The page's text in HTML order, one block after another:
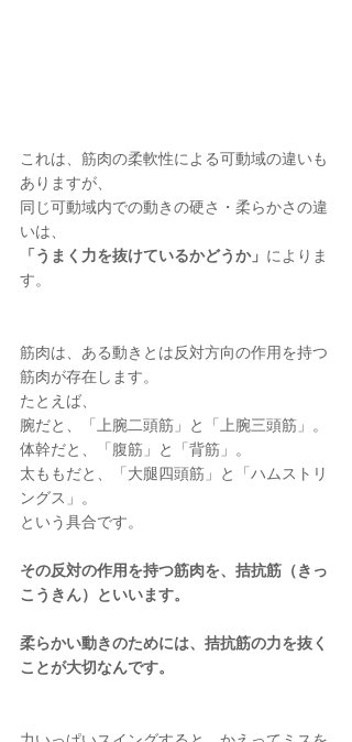
これは、筋肉の柔軟性による可動域の違いも
ありますが、
同じ可動域内での動きの硬さ・柔らかさの違
いは、
「うまく力を抜けているかどうか」 によりま
す。
筋肉は、ある動きとは反対方向の作用を持つ
筋肉が存在します。
たとえば、
腕だと、「上腕二頭筋」と「上腕三頭筋」。
体幹だと、「腹筋」と「背筋」。
太ももだと、「大腿四頭筋」と「ハムストリ
ングス」。
という具合です。
その反対の作用を持つ筋肉を、拮抗筋（きっ
こうきん）といいます。
柔らかい動きのためには、拮抗筋の力を抜く
ことが大切なんです。